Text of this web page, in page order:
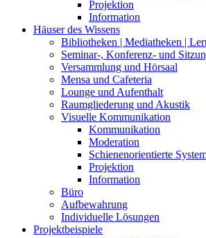
Projektion
Information
Häuser des Wissens
Bibliotheken | Mediatheken |
Seminar-, Konferenz- und
Versammlung und Hörsaal
Mensa und Cafeteria
Lounge und Aufenthalt
Raumgliederung und Akustik
Visuelle Kommunikation
Kommunikation
Moderation
Schienenorientierte
Projektion
Information
Büro
Aufbewahrung
Individuelle Lösungen
Projektbeispiele